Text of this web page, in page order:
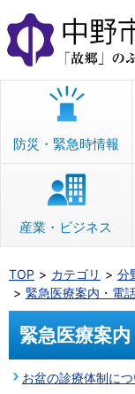
本
文
へ
移
防災・緊急時情報
産業・ビジネス
TOP カテゴリ 分
緊急医療案内・電
緊急医療案
お盆の診療体制に